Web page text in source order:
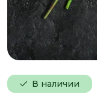
В наличии